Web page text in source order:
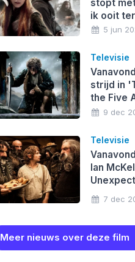
stopt
ik ooit
5 jun
Televisie
strijd in
the Five
9 dec
Televisie
Ian
7 dec
Meer nieuws over deze film